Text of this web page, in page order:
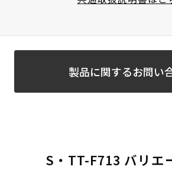
製品に関するお問い
S・TT-F713 バリエ